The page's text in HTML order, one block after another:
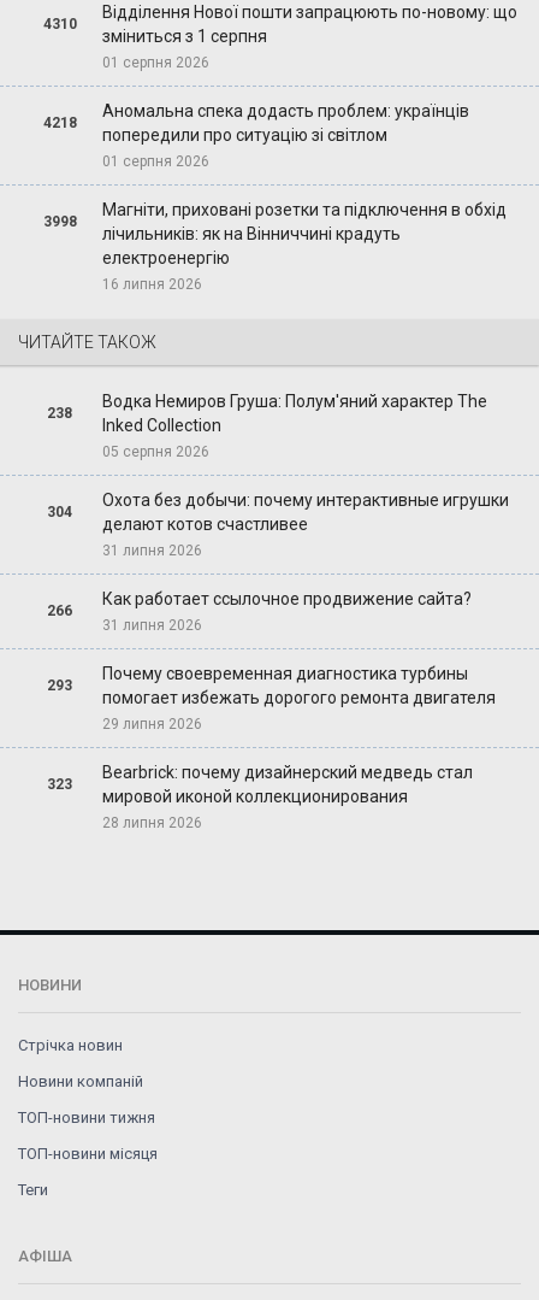
4310
Відділення Нової пошти запрацюють по-новому: що
зміниться з 1 серпня
01 серпня 2026
4218
Аномальна спека додасть проблем: українців
попередили про ситуацію зі світлом
01 серпня 2026
3998
Магніти, приховані розетки та підключення в обхід
лічильників: як на Вінниччині крадуть
електроенергію
16 липня 2026
ЧИТАЙТЕ ТАКОЖ
238
Водка Немиров Груша: Полум'яний характер The
Inked Collection
05 серпня 2026
304
Охота без добычи: почему интерактивные игрушки
делают котов счастливее
31 липня 2026
266
Как работает ссылочное продвижение сайта?
31 липня 2026
293
Почему своевременная диагностика турбины
помогает избежать дорогого ремонта двигателя
29 липня 2026
323
Bearbrick: почему дизайнерский медведь стал
мировой иконой коллекционирования
28 липня 2026
НОВИНИ
Стрічка новин
Новини компаній
ТОП-новини тижня
ТОП-новини місяця
Теги
АФІША